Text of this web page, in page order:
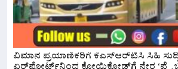
ವಿಮಾನ ಪ್ರಯಾಣಿಕರಿಗೆ ಕೆಎಸ್‌ಆರ್‌ಟಿಸಿ ಸಿಹಿ